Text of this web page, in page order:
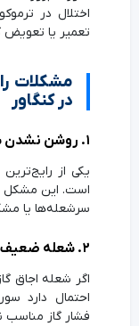
اختلال در
تعمیر یا تعویض
مشکلات
در کنگاور
۱. روشن نشدن شعله‌ها
یکی از
است. این مشکل
سرشعله‌ها یا
۲. شعله ضعیف یا نامنظم
اگر شعله اجاق
احتمال دارد
فشار گاز مناسب